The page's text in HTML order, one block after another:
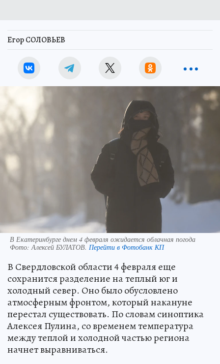
Егор СОЛОВЬЕВ
В Екатеринбурге днем 4 февраля ожидается облачная погода
Фото:Алексей БУЛАТОВ. Перейти в Фотобанк КП
В Свердловской области 4 февраля еще
сохранится разделение на теплый юг и
холодный север. Оно было обусловлено
атмосферным фронтом, который накануне
перестал существовать. По словам синоптика
Алексея Пулина, со временем температура
между теплой и холодной частью региона
начнет выравниваться.